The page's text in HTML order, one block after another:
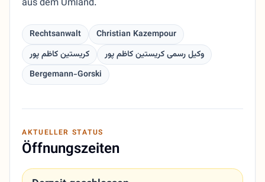
aus dem Umland.
Rechtsanwalt
Christian Kazempour
کریستین کاظم پور
وکیل رسمی کریستین کاظم پور
Bergemann-Gorski
AKTUELLER STATUS
Öffnungszeiten